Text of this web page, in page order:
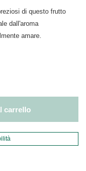
di questo frutto
dall'aroma
amare.
carrello